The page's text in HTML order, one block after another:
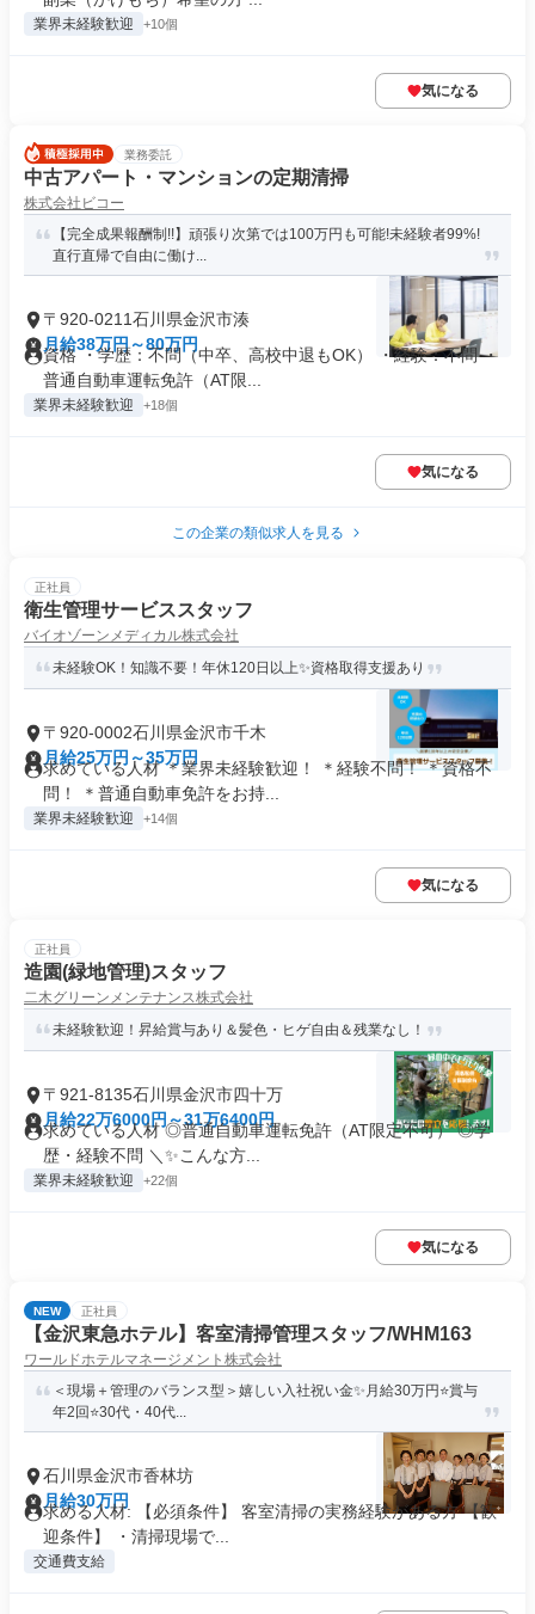
業界未経験歓迎 +10個
気になる
業務委託
中古アパート・マンションの定期清掃
株式会社ビコー
【完全成果報酬制!!】頑張り次第では100万円も可能!未経験者99%!
直行直帰で自由に働け...
〒920-0211石川県金沢市湊
月給38万円～80万円
資格 ・学歴：不問（中卒、高校中退もOK） ・経験：不問 ・
普通自動車運転免許（AT限...
業界未経験歓迎 +18個
気になる
この企業の類似求人を見る
正社員
衛生管理サービススタッフ
バイオゾーンメディカル株式会社
未経験OK！知識不要！年休120日以上✨資格取得支援あり
〒920-0002石川県金沢市千木
月給25万円～35万円
求めている人材 ＊業界未経験歓迎！ ＊経験不問！ ＊資格不
問！ ＊普通自動車免許をお持...
業界未経験歓迎 +14個
気になる
正社員
造園(緑地管理)スタッフ
二木グリーンメンテナンス株式会社
未経験歓迎！昇給賞与あり＆髪色・ヒゲ自由＆残業なし！
〒921-8135石川県金沢市四十万
月給22万6000円～31万6400円
求めている人材 ◎普通自動車運転免許（AT限定不可） ◎学
歴・経験不問 ＼✨こんな方...
業界未経験歓迎 +22個
気になる
NEW 正社員
【金沢東急ホテル】客室清掃管理スタッフ/WHM163
ワールドホテルマネージメント株式会社
＜現場＋管理のバランス型＞嬉しい入社祝い金✨️月給30万円⭐️賞与
年2回⭐️30代・40代...
石川県金沢市香林坊
月給30万円
求める人材: 【必須条件】 客室清掃の実務経験がある方 【歓
迎条件】 ・清掃現場で...
交通費支給